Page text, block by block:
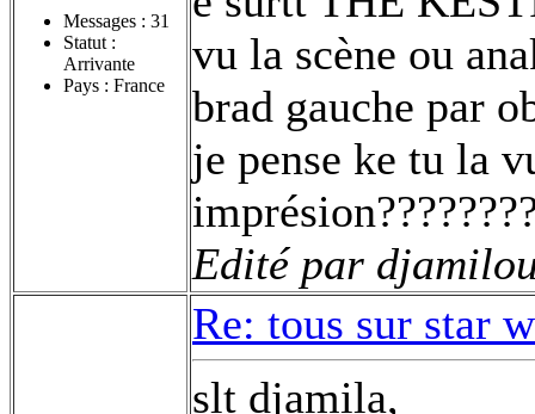
Messages : 31
Statut :
Arrivante
Pays : France
vu la scène ou
brad gauche par
je pense ke tu la
Edité par
Re: tous sur star
slt djamila,